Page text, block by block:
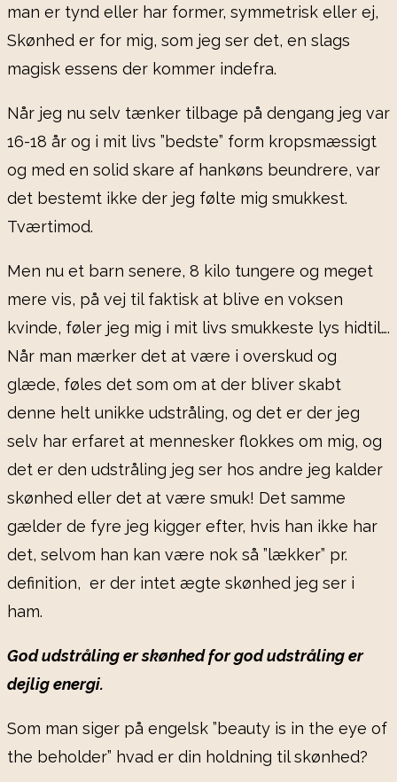
man er tynd eller har former, symmetrisk eller ej,
Skønhed er for mig, som jeg ser det, en slags
magisk essens der kommer indefra.
Når jeg nu selv tænker tilbage på dengang jeg var
16-18 år og i mit livs ”bedste” form kropsmæssigt
og med en solid skare af hankøns beundrere, var
det bestemt ikke der jeg følte mig smukkest.
Tværtimod.
Men nu et barn senere, 8 kilo tungere og meget
mere vis, på vej til faktisk at blive en voksen
kvinde, føler jeg mig i mit livs smukkeste lys hidtil….
Når man mærker det at være i overskud og
glæde, føles det som om at der bliver skabt
denne helt unikke udstråling, og det er der jeg
selv har erfaret at mennesker flokkes om mig, og
det er den udstråling jeg ser hos andre jeg kalder
skønhed eller det at være smuk! Det samme
gælder de fyre jeg kigger efter, hvis han ikke har
det, selvom han kan være nok så ”lækker” pr.
definition, er der intet ægte skønhed jeg ser i
ham.
God udstråling er skønhed for god udstråling er
dejlig energi.
Som man siger på engelsk ”beauty is in the eye of
the beholder” hvad er din holdning til skønhed?